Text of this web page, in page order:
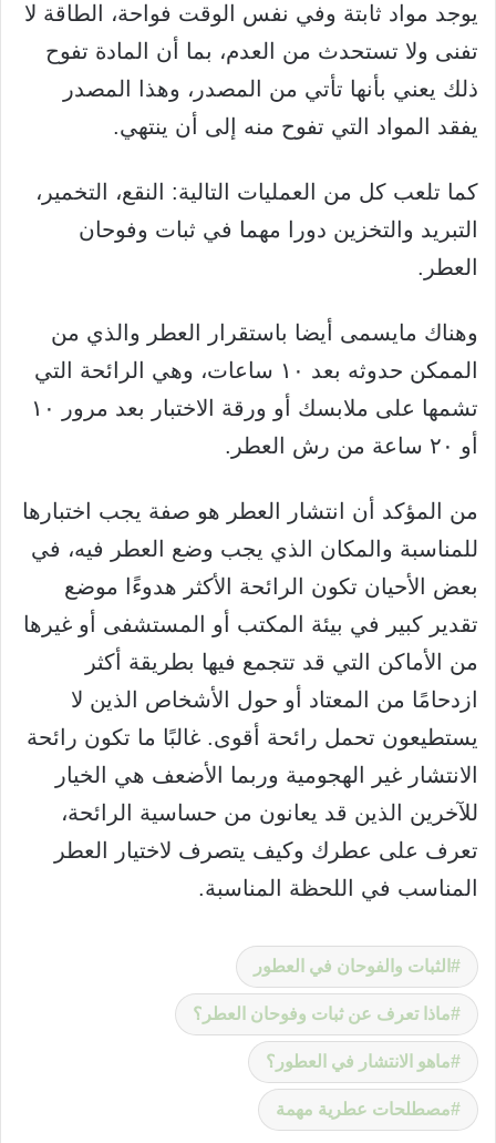
يوجد مواد ثابتة وفي نفس الوقت فواحة، الطاقة لا
تفنى ولا تستحدث من العدم، بما أن المادة تفوح
ذلك يعني بأنها تأتي من المصدر، وهذا المصدر
يفقد المواد التي تفوح منه إلى أن ينتهي.
كما تلعب كل من العمليات التالية: النقع، التخمير،
التبريد والتخزين دورا مهما في ثبات وفوحان
العطر.
وهناك مايسمى أيضا باستقرار العطر والذي من
الممكن حدوثه بعد ١٠ ساعات، وهي الرائحة التي
تشمها على ملابسك أو ورقة الاختبار بعد مرور ١٠
أو ٢٠ ساعة من رش العطر.
من المؤكد أن انتشار العطر هو صفة يجب اختبارها
للمناسبة والمكان الذي يجب وضع العطر فيه، في
بعض الأحيان تكون الرائحة الأكثر هدوءًا موضع
تقدير كبير في بيئة المكتب أو المستشفى أو غيرها
من الأماكن التي قد تتجمع فيها بطريقة أكثر
ازدحامًا من المعتاد أو حول الأشخاص الذين لا
يستطيعون تحمل رائحة أقوى. غالبًا ما تكون رائحة
الانتشار غير الهجومية وربما الأضعف هي الخيار
للآخرين الذين قد يعانون من حساسية الرائحة،
تعرف على عطرك وكيف يتصرف لاختيار العطر
المناسب في اللحظة المناسبة.
الثبات والفوحان في العطور
ماذا تعرف عن ثبات وفوحان العطر؟
ماهو الانتشار في العطور؟
مصطلحات عطرية مهمة